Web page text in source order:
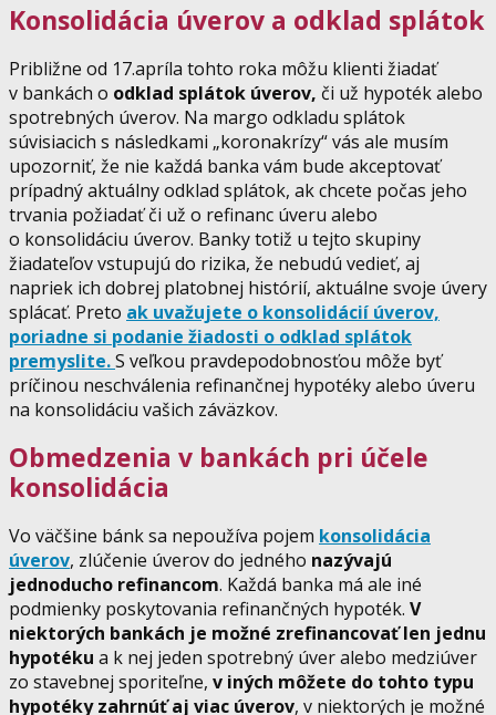
Konsolidácia úverov a odklad splátok
Približne od 17.apríla tohto roka môžu klienti žiadať
v bankách o odklad splátok úverov, či už hypoték alebo
spotrebných úverov. Na margo odkladu splátok
súvisiacich s následkami „koronakrízy“ vás ale musím
upozorniť, že nie každá banka vám bude akceptovať
prípadný aktuálny odklad splátok, ak chcete počas jeho
trvania požiadať či už o refinanc úveru alebo
o konsolidáciu úverov. Banky totiž u tejto skupiny
žiadateľov vstupujú do rizika, že nebudú vedieť, aj
napriek ich dobrej platobnej histórií, aktuálne svoje úvery
splácať. Preto ak uvažujete o konsolidácií úverov,
poriadne si podanie žiadosti o odklad splátok
premyslite.S veľkou pravdepodobnosťou môže byť
príčinou neschválenia refinančnej hypotéky alebo úveru
na konsolidáciu vašich záväzkov.
Obmedzenia v bankách pri účele
konsolidácia
Vo väčšine bánk sa nepoužíva pojem konsolidácia
úverov, zlúčenie úverov do jedného nazývajú
jednoducho refinancom. Každá banka má ale iné
podmienky poskytovania refinančných hypoték. V
niektorých bankách je možné zrefinancovať len jednu
hypotéku a k nej jeden spotrebný úver alebo medziúver
zo stavebnej sporiteľne, v iných môžete do tohto typu
hypotéky zahrnúť aj viac úverov, v niektorých je možné